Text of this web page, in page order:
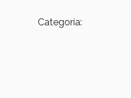
Categoría: